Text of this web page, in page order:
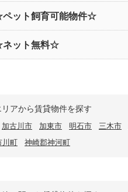
ット飼育可能物件☆
ット無料☆
リアから賃貸物件を探す
加古川市 加東市 明石市 三木市
川町
神崎郡神河町